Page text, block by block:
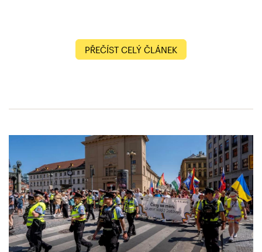
PŘEČÍST CELÝ ČLÁNEK